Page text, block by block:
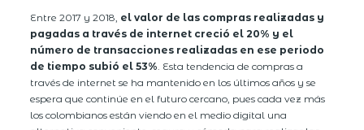
Entre 2017 y 2018, el valor de las compras realizadas y
pagadas a través de internet creció el 20% y el
número de transacciones realizadas en ese periodo
de tiempo subió el 53% . Esta tendencia de compras a
través de internet se ha mantenido en los últimos años y se
espera que continúe en el futuro cercano, pues cada vez más
los colombianos están viendo en el medio digital una